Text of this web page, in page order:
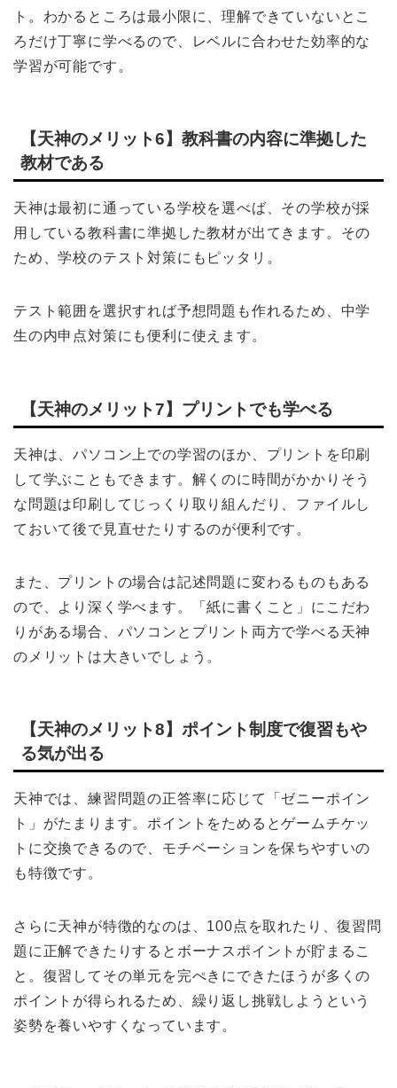
ト。わかるところは最小限に、理解できていないとこ
ろだけ丁寧に学べるので、レベルに合わせた効率的な
学習が可能です。
【天神のメリット6】教科書の内容に準拠した
教材である
天神は最初に通っている学校を選べば、その学校が採
用している教科書に準拠した教材が出てきます。その
ため、学校のテスト対策にもピッタリ。
テスト範囲を選択すれば予想問題も作れるため、中学
生の内申点対策にも便利に使えます。
【天神のメリット7】プリントでも学べる
天神は、パソコン上での学習のほか、プリントを印刷
して学ぶこともできます。解くのに時間がかかりそう
な問題は印刷してじっくり取り組んだり、ファイルし
ておいて後で見直せたりするのが便利です。
また、プリントの場合は記述問題に変わるものもある
ので、より深く学べます。「紙に書くこと」にこだわ
りがある場合、パソコンとプリント両方で学べる天神
のメリットは大きいでしょう。
【天神のメリット8】ポイント制度で復習もや
る気が出る
天神では、練習問題の正答率に応じて「ゼニーポイン
ト」がたまります。ポイントをためるとゲームチケッ
トに交換できるので、モチベーションを保ちやすいの
も特徴です。
さらに天神が特徴的なのは、100点を取れたり、復習問
題に正解できたりするとボーナスポイントが貯まるこ
と。復習してその単元を完ぺきにできたほうが多くの
ポイントが得られるため、繰り返し挑戦しようという
姿勢を養いやすくなっています。